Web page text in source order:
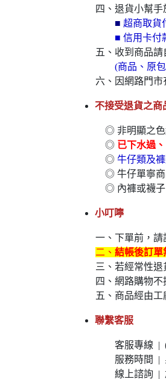
四、退貨小幫
■ 超商取貨
■ 信用卡付
五、收到商品
(商品、原
六、因網路門市
不接受退貨之商
◎ 非明顯之色
◎ 已下水過
◎ 牛仔類及
◎ 牛仔單寧商
◎ 內褲或襪子
小叮嚀
一、下單前，請
二、 結帳後訂
三、若經常性
四、網路購物
五、商品經由
聯繫客服
客服專線 |
服務時間 | 星
線上諮詢 |